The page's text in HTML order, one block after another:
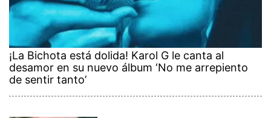
¡La Bichota está dolida! Karol G le canta al
desamor en su nuevo álbum ‘No me arrepiento
de sentir tanto’